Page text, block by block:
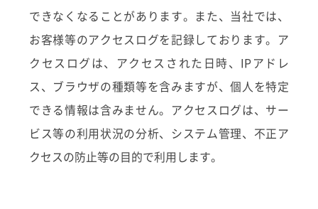
できなくなることがあります。また、当社では、
お客様等のアクセスログを記録しております。ア
クセスログは、アクセスされた日時、IPアドレ
ス、ブラウザの種類等を含みますが、個人を特定
できる情報は含みません。アクセスログは、サー
ビス等の利用状況の分析、システム管理、不正ア
クセスの防止等の目的で利用します。